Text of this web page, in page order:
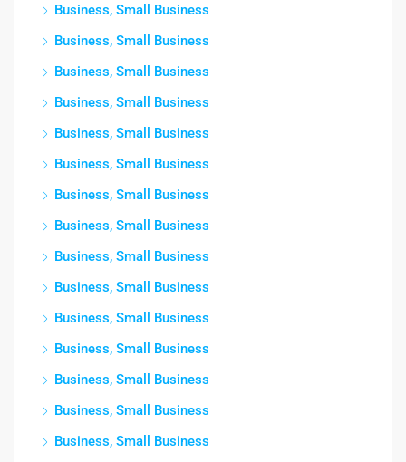
Business, Small Business
Business, Small Business
Business, Small Business
Business, Small Business
Business, Small Business
Business, Small Business
Business, Small Business
Business, Small Business
Business, Small Business
Business, Small Business
Business, Small Business
Business, Small Business
Business, Small Business
Business, Small Business
Business, Small Business